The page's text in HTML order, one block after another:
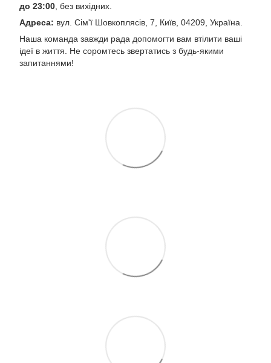
до 23:00, без вихідних.
Адреса: вул. Сім'ї Шовкоплясів, 7, Київ, 04209, Україна.
Наша команда завжди рада допомогти вам втілити ваші
ідеї в життя. Не соромтесь звертатись з будь-якими
запитаннями!